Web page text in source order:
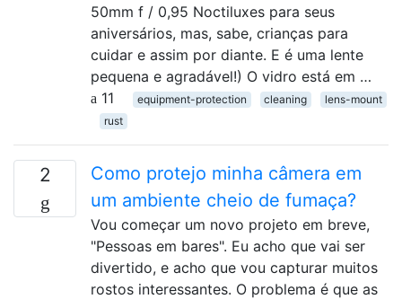
50mm f / 0,95 Noctiluxes para seus
aniversários, mas, sabe, crianças para
cuidar e assim por diante. E é uma lente
pequena e agradável!) O vidro está em …
11
equipment-protection cleaning
lens-mount
rust
2
Como protejo minha câmera em
um ambiente cheio de fumaça?
Vou começar um novo projeto em breve,
"Pessoas em bares". Eu acho que vai ser
divertido, e acho que vou capturar muitos
rostos interessantes. O problema é que as